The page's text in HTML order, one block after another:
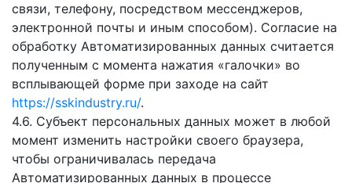
связи, телефону, посредством мессенджеров,
электронной почты и иным способом). Согласие на
обработку Автоматизированных данных считается
полученным с момента нажатия «галочки» во
всплывающей форме при заходе на сайт
https://sskindustry.ru/.
4.6. Субъект персональных данных может в любой
момент изменить настройки своего браузера,
чтобы ограничивалась передача
Автоматизированных данных в процессе